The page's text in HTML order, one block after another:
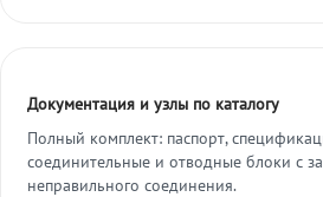
Документация и узлы по каталогу
Полный комплект: паспорт,
соединительные и отводные блоки с
неправильного соединения.